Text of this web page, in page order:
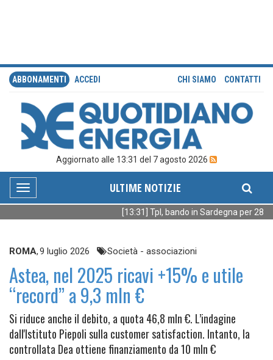
ABBONAMENTI ACCEDI CHI SIAMO CONTATTI
Aggiornato alle 13:31 del 7 agosto 2026
Toggle
navigation
ULTIME NOTIZIE
[13:31] Tpl, bando in Sardegna per 28
ROMA,9 luglio 2026 Società - associazioni
Astea, nel 2025 ricavi +15% e utile
“record” a 9,3 mln €
Si riduce anche il debito, a quota 46,8 mln €. L’indagine
dall'Istituto Piepoli sulla customer satisfaction. Intanto, la
controllata Dea ottiene finanziamento da 10 mln €